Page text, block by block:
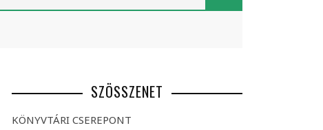
SZÖSSZENET
KÖNYVTÁRI CSEREPONT